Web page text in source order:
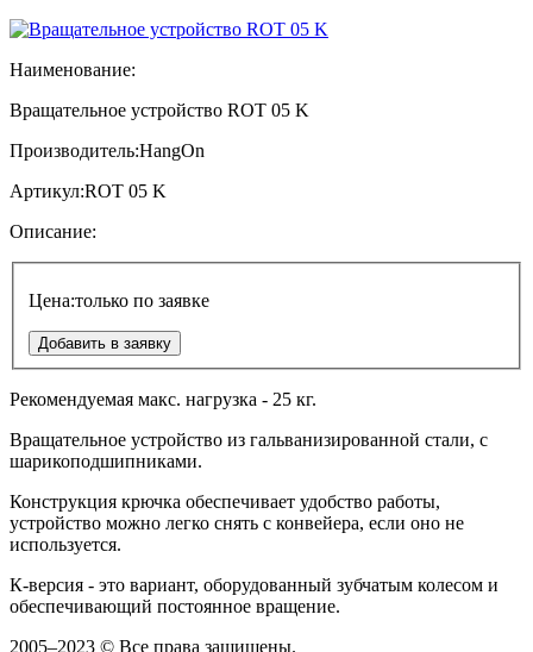
Наименование:
Вращательное устройство ROT 05 K
Производитель:HangOn
Артикул:ROT 05 K
Описание:
Цена:только по заявке
Добавить в заявку
Рекомендуемая макс. нагрузка - 25 кг.
Вращательное устройство из гальванизированной стали, с
шарикоподшипниками.
Конструкция крючка обеспечивает удобство работы,
устройство можно легко снять с конвейера, если оно не
используется.
К-версия - это вариант, оборудованный зубчатым колесом и
обеспечивающий постоянное вращение.
2005–2023 © Все права защищены.